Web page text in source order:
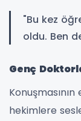
"Bu kez
oldu. Ben
Genç
hekimlere